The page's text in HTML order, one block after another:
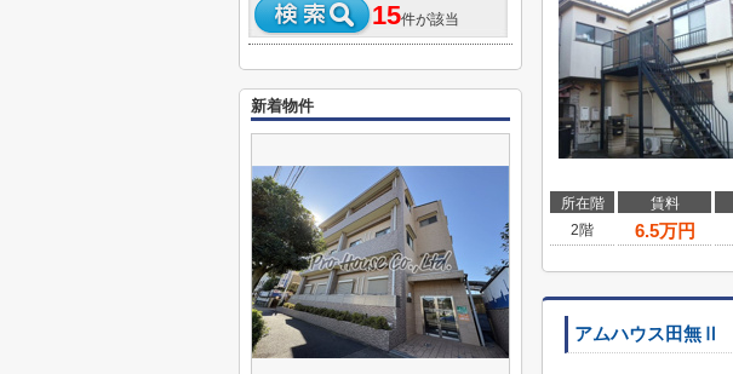
所在階 賃料
2階
6.5万円
アムハウス田無Ⅱ
15件が該当
新着物件